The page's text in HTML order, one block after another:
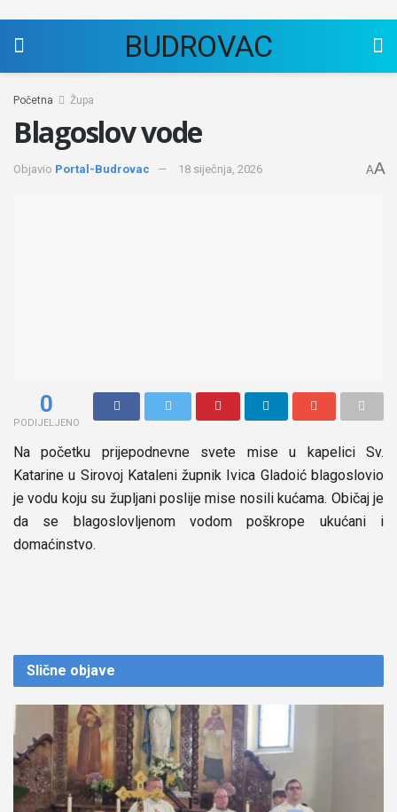
BUDROVAC
Početna Župa
Blagoslov vode
Objavio Portal-Budrovac 18 siječnja, 2026 AA
0
PODIJELJENO
Na početku prijepodnevne svete mise u kapelici Sv.
Katarine u Sirovoj Kataleni župnik Ivica Gladoić blagoslovio
je vodu koju su župljani poslije mise nosili kućama. Običaj je
da se blagoslovljenom vodom poškrope ukućani i
domaćinstvo.
Slične objave